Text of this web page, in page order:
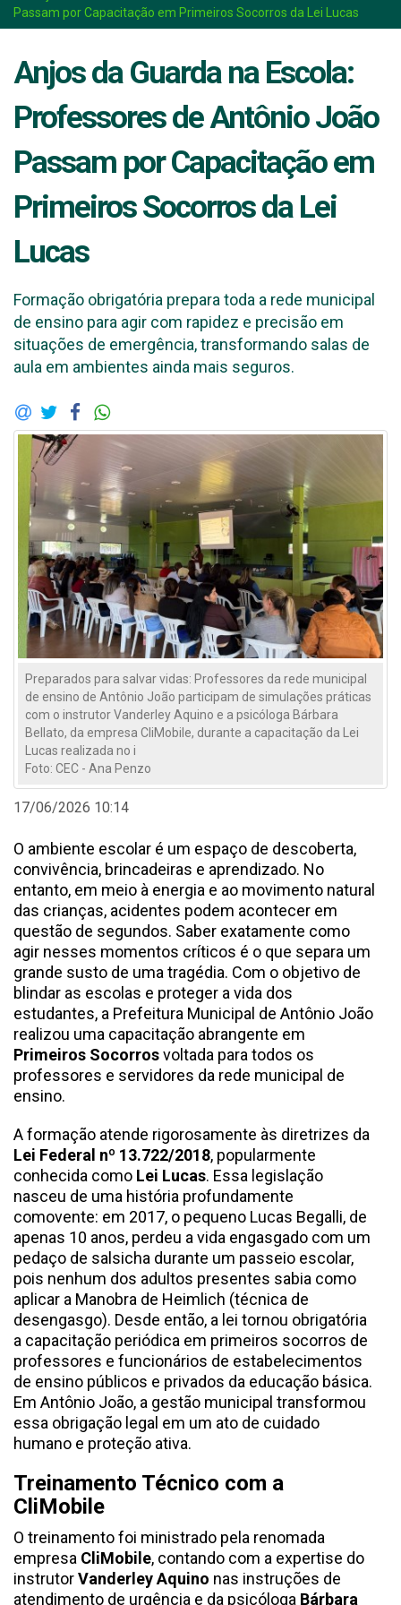
Passam por Capacitação em Primeiros Socorros da Lei Lucas
Anjos da Guarda na Escola:
Professores de Antônio João
Passam por Capacitação em
Primeiros Socorros da Lei
Lucas
Formação obrigatória prepara toda a rede municipal
de ensino para agir com rapidez e precisão em
situações de emergência, transformando salas de
aula em ambientes ainda mais seguros.
Preparados para salvar vidas: Professores da rede municipal
de ensino de Antônio João participam de simulações práticas
com o instrutor Vanderley Aquino e a psicóloga Bárbara
Bellato, da empresa CliMobile, durante a capacitação da Lei
Lucas realizada no i
Foto: CEC - Ana Penzo
17/06/2026 10:14
O ambiente escolar é um espaço de descoberta,
convivência, brincadeiras e aprendizado. No
entanto, em meio à energia e ao movimento natural
das crianças, acidentes podem acontecer em
questão de segundos. Saber exatamente como
agir nesses momentos críticos é o que separa um
grande susto de uma tragédia. Com o objetivo de
blindar as escolas e proteger a vida dos
estudantes, a Prefeitura Municipal de Antônio João
realizou uma capacitação abrangente em
Primeiros Socorrosvoltada para todos os
professores e servidores da rede municipal de
ensino.
A formação atende rigorosamente às diretrizes da
Lei Federal nº 13.722/2018, popularmente
conhecida como Lei Lucas. Essa legislação
nasceu de uma história profundamente
comovente: em 2017, o pequeno Lucas Begalli, de
apenas 10 anos, perdeu a vida engasgado com um
pedaço de salsicha durante um passeio escolar,
pois nenhum dos adultos presentes sabia como
aplicar a Manobra de Heimlich (técnica de
desengasgo). Desde então, a lei tornou obrigatória
a capacitação periódica em primeiros socorros de
professores e funcionários de estabelecimentos
de ensino públicos e privados da educação básica.
Em Antônio João, a gestão municipal transformou
essa obrigação legal em um ato de cuidado
humano e proteção ativa.
Treinamento Técnico com a
CliMobile
O treinamento foi ministrado pela renomada
empresa CliMobile, contando com a expertise do
instrutorVanderley Aquino nas instruções de
atendimento de urgência e da psicóloga Bárbara